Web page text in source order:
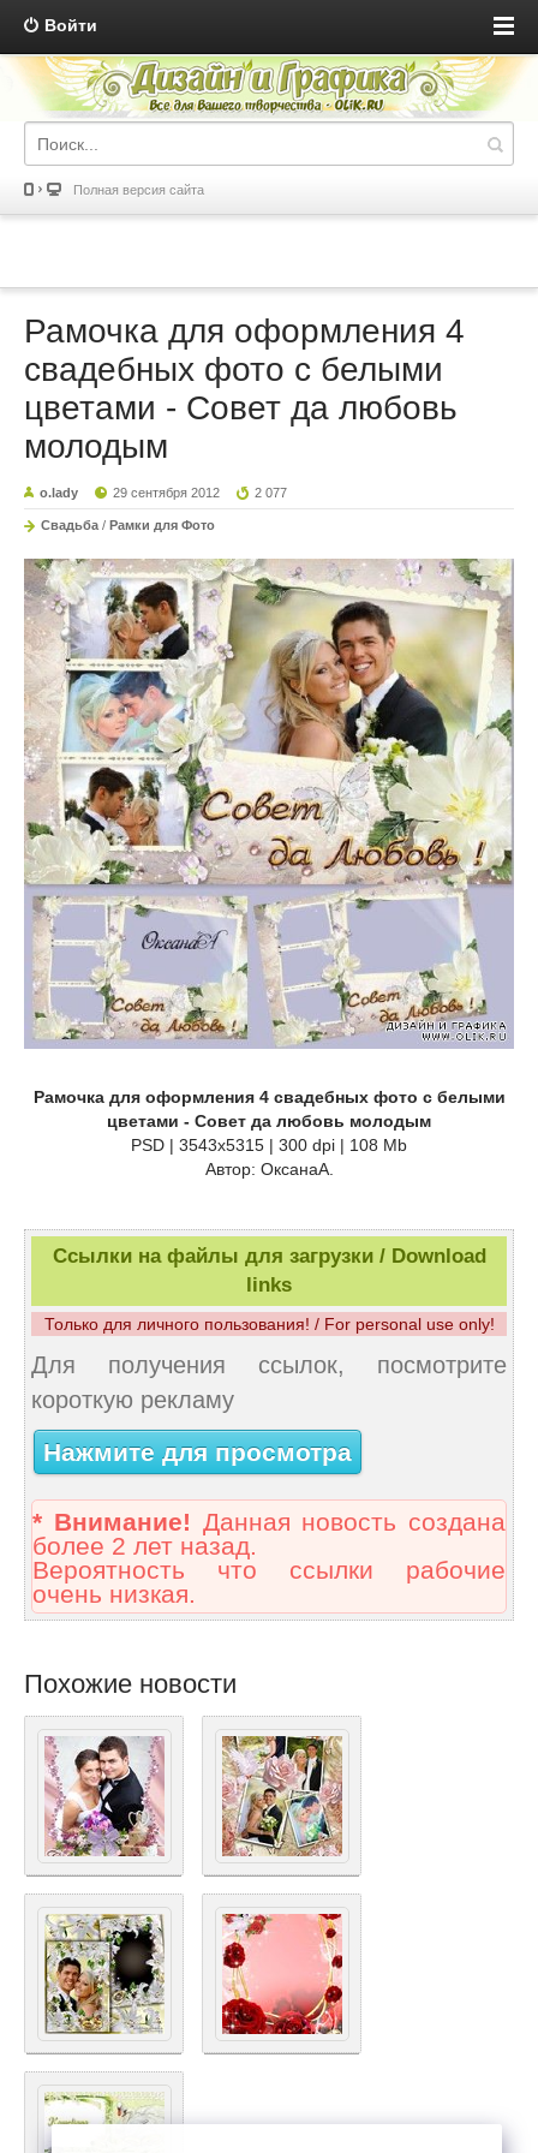
Войти
Полная версия сайта
Рамочка для оформления 4
свадебных фото с белыми
цветами - Совет да любовь
молодым
o.lady 29 сентября 2012 2 077
Свадьба / Рамки для Фото
Рамочка для оформления 4 свадебных фото с белыми
цветами - Совет да любовь молодым
PSD | 3543x5315 | 300 dpi | 108 Mb
Автор: ОксанаА.
Ссылки на файлы для загрузки / Download
links
Только для личного пользования! / For personal use only!
Для получения ссылок, посмотрите
короткую рекламу
Нажмите для просмотра
* Внимание! Данная новость создана
более 2 лет назад.
Вероятность что ссылки рабочие
очень низкая.
Похожие новости